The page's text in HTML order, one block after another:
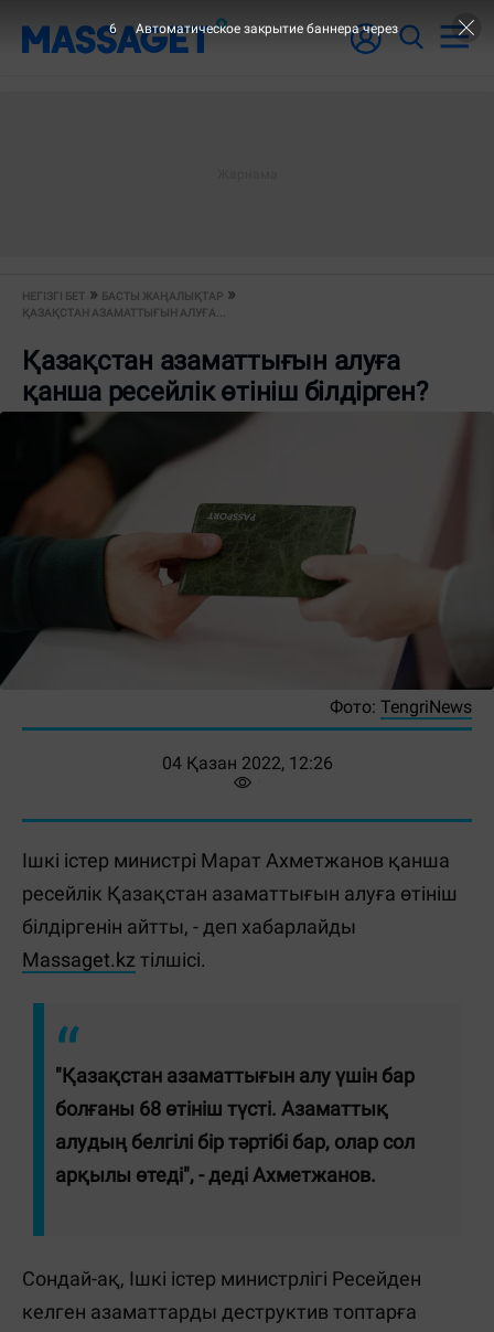
НЕГІЗГІ БЕТ
БАСТЫ ЖАҢАЛЫҚТАР
ҚАЗАҚСТАН АЗАМАТТЫҒЫН АЛУҒА...
Қазақстан азаматтығын алуға
қанша ресейлік өтініш білдірген?
Фото: TengriNews
04 Қазан 2022, 12:26
Ішкі істер министрі Марат Ахметжанов қанша
ресейлік Қазақстан азаматтығын алуға өтініш
білдіргенін айтты, - деп хабарлайды
Massaget.kz тілшісі.
"Қазақстан азаматтығын алу үшін бар
болғаны 68 ​​өтініш түсті. Азаматтық
алудың белгілі бір тәртібі бар, олар сол
арқылы өтеді", - деді Ахметжанов.
Сондай-ақ, Ішкі істер министрлігі Ресейден
келген азаматтарды деструктив топтарға
6 Автоматическое закрытие баннера через